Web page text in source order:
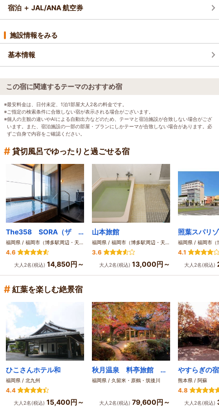
宿泊 ＋ JAL/ANA 航空券
施設情報をみる
基本情報
この宿に関連するテーマのおすすめ宿
※最安料金は、日付未定、1泊1部屋大人2名の料金です。
※ご指定の検索条件に合致しない宿が表示される場合がございます。
※個人の主観の違いやAIによる自動出力などのため、テーマと宿泊施設が合致しない場合がござ
います。また、宿泊施設の一部の部屋・プランにしかテーマが合致しない場合があります。必
ずご自身で内容をご確認ください。
# 貸切風呂でゆったりと過ごせる宿
The358 SORA（ザ サンゴハチ ソラ）
福岡県 / 福岡市（博多駅周辺・天神周辺）
4.6
大人2名(税込) 14,850円～
山本旅館
福岡県 / 福岡市（博多駅周辺・天神周辺）
3.6
大人2名(税込) 13,000円～
照葉スパリ
4.1
大人2名(税込)
# 紅葉を楽しむ絶景宿
ひこさんホテル和
福岡県 / 北九州
4.4
大人2名(税込) 15,400円～
秋月温泉 料亭旅館 清流庵
福岡県 / 久留米・原鶴・筑後川
大人2名(税込) 79,600円～
熊本県 / 阿蘇
4.8
大人2名(税込)